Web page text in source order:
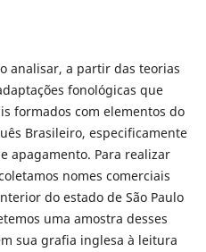
analisar, a partir das teorias
fonológicas que
formados com elementos do
Brasileiro, especificamente
apagamento. Para realizar
nomes comerciais
do estado de São Paulo
uma amostra desses
sua grafia inglesa à leitura